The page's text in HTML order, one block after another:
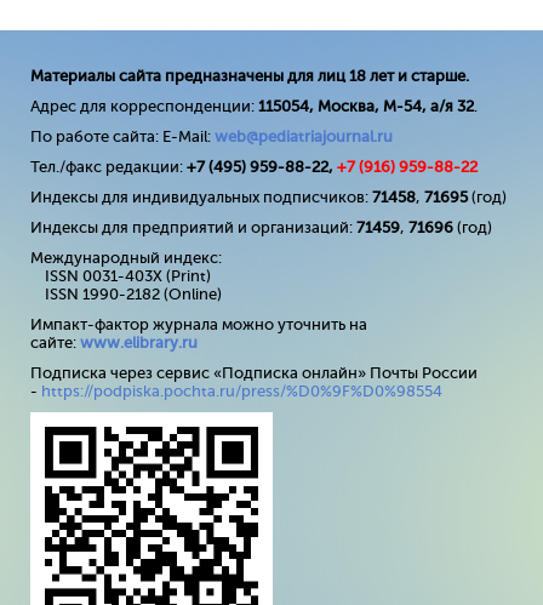
Материалы сайта предназначены для лиц 18 лет и старше.
Адрес для корреспонденции: 115054, Москва, М-54, а/я 32.
По работе сайта: E-Mail: web@pediatriajournal.ru
Тел./факс редакции: +7 (495) 959-88-22, +7 (916) 959-88-22
Индексы для индивидуальных подписчиков: 71458, 71695(год)
Индексы для предприятий и организаций: 71459, 71696 (год)
Международный индекс:
ISSN 0031-403X (Print)
ISSN 1990-2182 (Online)
Импакт-фактор журнала можно уточнить на
сайте: www.elibrary.ru
Подписка через сервис «Подписка онлайн» Почты России
- https://podpiska.pochta.ru/press/%D0%9F%D0%98554